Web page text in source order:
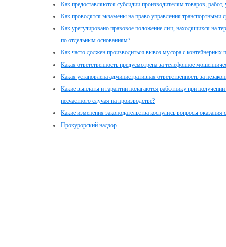
Как предоставляются субсидии производителям товаров, работ,
Как проводятся экзамены на право управления транспортными
Как урегулировано правовое положение лиц, находящихся на
по отдельным основаниям?
Как часто должен производиться вывоз мусора с контейнерных
Какая ответственность предусмотрена за телефонное
Какая установлена административная ответственность за
Какие выплаты и гарантии полагаются работнику при
несчастного случая на производстве?
Какие изменения законодательства коснулись вопросы
Прокурорский надзор